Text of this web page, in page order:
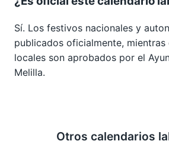
Sí. Los festivos nacionales y
publicados oficialmente,
locales son aprobados por el
Melilla.
Otros calendarios